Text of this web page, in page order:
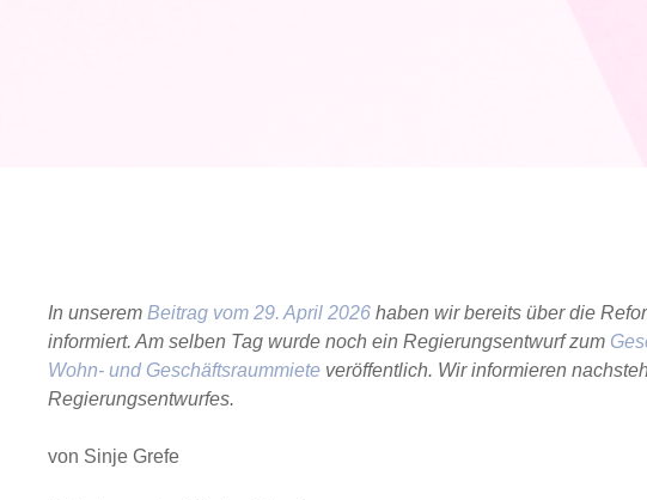
In unserem Beitrag vom 29. April 2026 haben wir bereits über die
informiert. Am selben Tag wurde noch ein Regierungsentwurf zum
Wohn- und Geschäftsraummiete veröffentlich. Wir informieren
Regierungsentwurfes.
von Sinje Grefe